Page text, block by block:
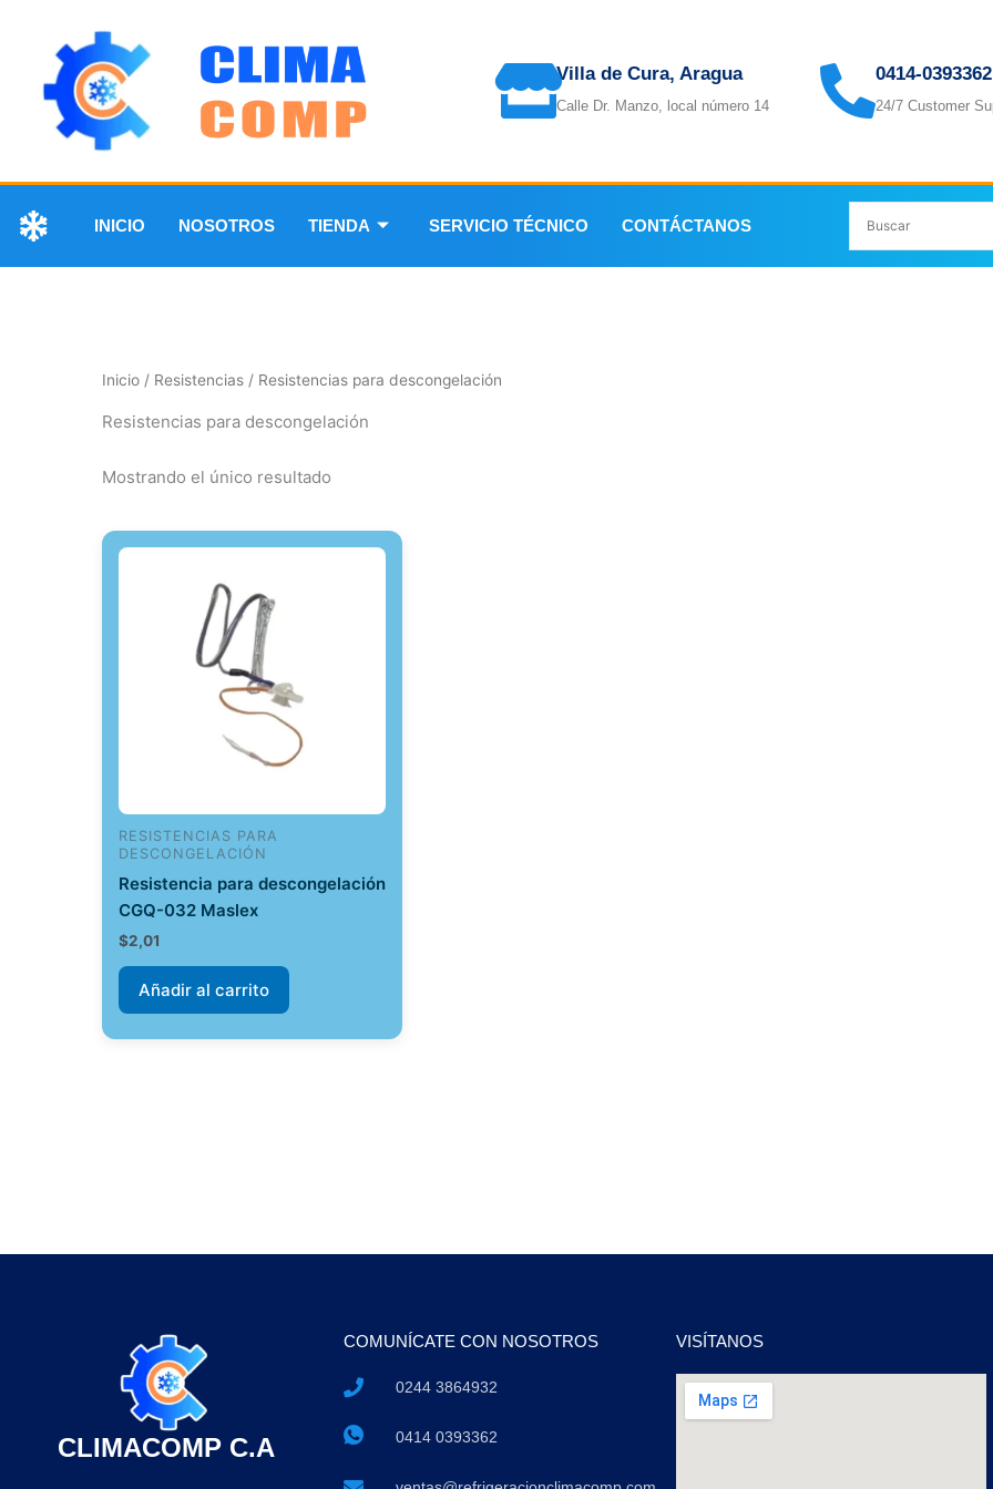
Villa de Cura, Aragua
Calle Dr. Manzo, local número 14
0414-0393362
24/7 Customer
INICIO NOSOTROS TIENDA SERVICIO TÉCNICO CONTÁCTANOS
Inicio / Resistencias / Resistencias para descongelación
Resistencias para descongelación
Mostrando el único resultado
RESISTENCIAS PARA
DESCONGELACIÓN
Resistencia para descongelación
CGQ-032 Maslex
$2,01
Añadir al carrito
CLIMACOMP C.A
COMUNÍCATE CON NOSOTROS
0244 3864932
0414 0393362
VISÍTANOS